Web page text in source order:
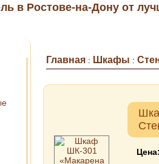
в Ростове-на-Дону от
Главная : Шкафы :